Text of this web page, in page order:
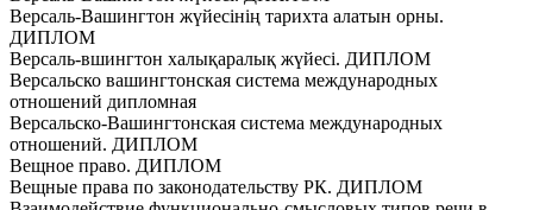
Версаль-Вашингтон жүйесінің тарихта алатын орны.
ДИПЛОМ
Версаль-вшингтон халықаралық жүйесі. ДИПЛОМ
Версальско вашингтонская система международных
отношений дипломная
Версальско-Вашингтонская система международных
отношений. ДИПЛОМ
Вещное право. ДИПЛОМ
Вещные права по законодательству РК. ДИПЛОМ